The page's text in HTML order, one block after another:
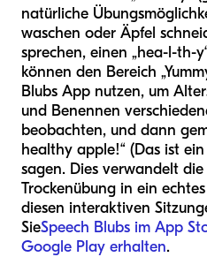
natürliche
waschen oder Äpfel
sprechen, einen „hea-l-th-
können den Bereich
Blubs App nutzen, um
und Benennen
beobachten, und dann
healthy apple!“ (Das ist
sagen. Dies verwandelt
Trockenübung in ein
diesen interaktiven
SieSpeech Blubs im App
Google Play erhalten.